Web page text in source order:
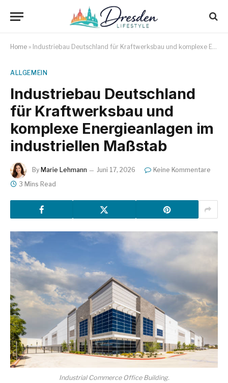
Home » Industriebau Deutschland für Kraftwerksbau und komplexe Energieanlagen im industriellen Maßstab
ALLGEMEIN
Industriebau Deutschland
für Kraftwerksbau und
komplexe Energieanlagen im
industriellen Maßstab
By Marie Lehmann Juni 17, 2026
Keine Kommentare
3 Mins Read
Industrial Commerce Office Building.